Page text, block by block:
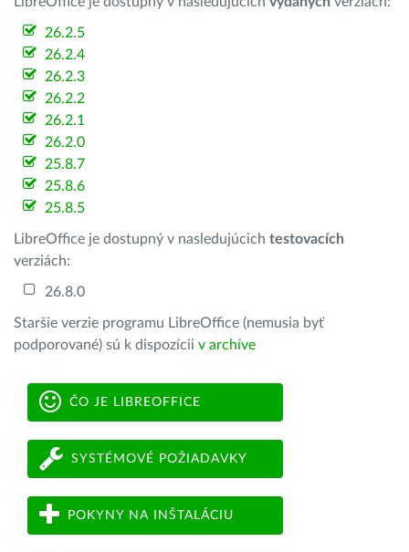
26.2.5
26.2.4
26.2.3
26.2.2
26.2.1
26.2.0
25.8.7
25.8.6
25.8.5
LibreOffice je dostupný v nasledujúcich testovacích
verziách:
26.8.0
Staršie verzie programu LibreOffice (nemusia byť
podporované) sú k dispozícii v archíve
ČO JE LIBREOFFICE
SYSTÉMOVÉ POŽIADAVKY
POKYNY NA INŠTALÁCIU